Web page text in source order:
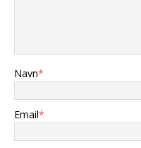
Navn*
Email*